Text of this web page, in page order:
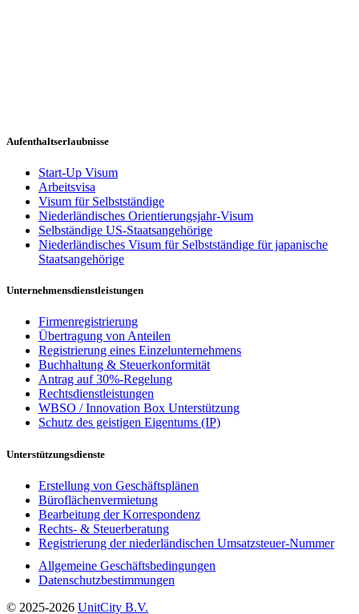
Aufenthaltserlaubnisse
Start-Up Visum
Arbeitsvisa
Visum für Selbstständige
Niederländisches Orientierungsjahr-Visum
Selbständige US-Staatsangehörige
Niederländisches Visum für Selbstständige für japanische
Staatsangehörige
Unternehmensdienstleistungen
Firmenregistrierung
Übertragung von Anteilen
Registrierung eines Einzelunternehmens
Buchhaltung & Steuerkonformität
Antrag auf 30%-Regelung
Rechtsdienstleistungen
WBSO / Innovation Box Unterstützung
Schutz des geistigen Eigentums (IP)
Unterstützungsdienste
Erstellung von Geschäftsplänen
Büroflächenvermietung
Bearbeitung der Korrespondenz
Rechts- & Steuerberatung
Registrierung der niederländischen Umsatzsteuer-Nummer
Allgemeine Geschäftsbedingungen
Datenschutzbestimmungen
© 2025-2026 UnitCity B.V.